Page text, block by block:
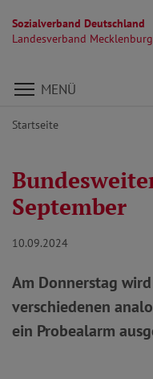
Sozialverband Deutschland
Landesverband
Direkt zu den Inhalten
MENÜ
Startseite
September
10.09.2024
Am Donnerstag
verschiedenen
ein Probealarm